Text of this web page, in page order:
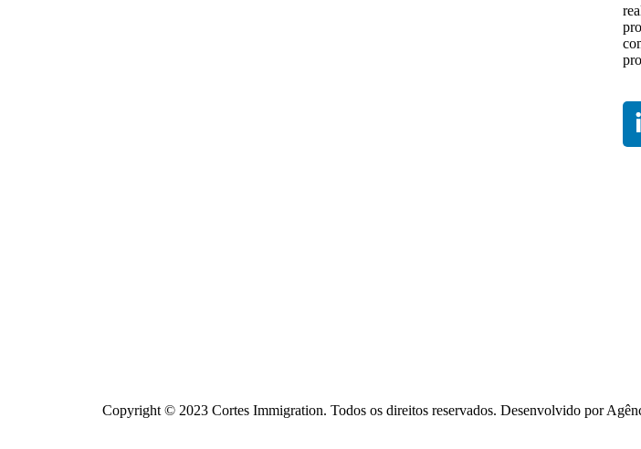
Copyright © 2023 Cortes Immigration. Todos os direitos reservados. Desenvolvido por